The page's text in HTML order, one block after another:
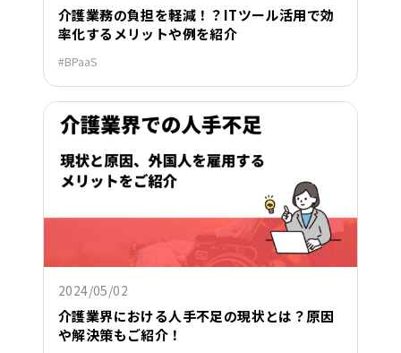
介護業務の負担を軽減！？ITツール活用で効
率化するメリットや例を紹介
BPaaS
2024/05/02
介護業界における人手不足の現状とは？原因
や解決策もご紹介！